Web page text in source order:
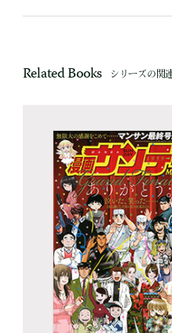
Related Books シリーズの関